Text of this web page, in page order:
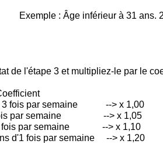
Exemple : Âge inférieur à 31 ans.
de l'étape 3 et multipliez-le par le
3 fois par semaine --> x 1,00
fois par semaine --> x 1,05
1 fois par semaine --> x 1,10
d'1 fois par semaine --> x 1,20